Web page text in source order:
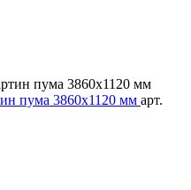
пума 3860х1120 мм арт.